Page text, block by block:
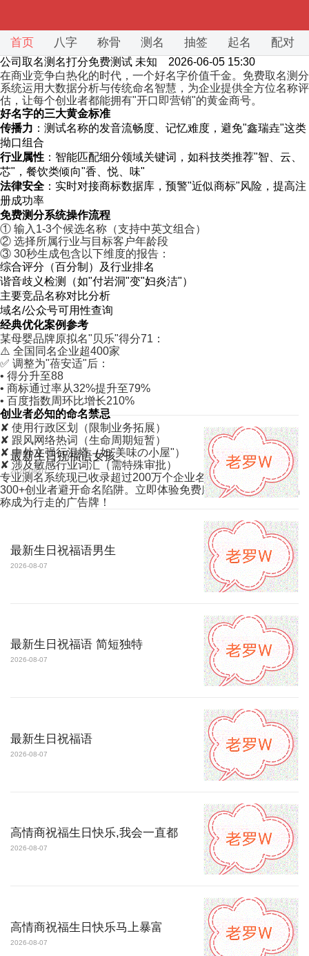
首页 八字 称骨 测名 抽签 起名 配对
公司取名测名打分免费测试 未知 2026-06-05 15:30
在商业竞争白热化的时代，一个好名字价值千金。免费取名测分
系统运用大数据分析与传统命名智慧，为企业提供全方位名称评
估，让每个创业者都能拥有"开口即营销"的黄金商号。
好名字的三大黄金标准
传播力 ：测试名称的发音流畅度、记忆难度，避免"鑫瑞垚"这类
拗口组合
行业属性 ：智能匹配细分领域关键词，如科技类推荐"智、云、
芯"，餐饮类倾向"香、悦、味"
法律安全 ：实时对接商标数据库，预警"近似商标"风险，提高注
册成功率
免费测分系统操作流程
① 输入1-3个候选名称（支持中英文组合）
② 选择所属行业与目标客户年龄段
③ 30秒生成包含以下维度的报告：
综合评分（百分制）及行业排名
谐音歧义检测（如"付岩洞"变"妇炎洁"）
主要竞品名称对比分析
域名/公众号可用性查询
经典优化案例参考
某母婴品牌原拟名"贝乐"得分71：
⚠️ 全国同名企业超400家
✅ 调整为"蓓安适"后：
• 得分升至88
• 商标通过率从32%提升至79%
• 百度指数周环比增长210%
创业者必知的命名禁忌
✘ 使用行政区划（限制业务拓展）
✘ 跟风网络热词（生命周期短暂）
✘ 中外文强行混搭（如"美味の小屋"）
✘ 涉及敏感行业词汇（需特殊审批）
专业测名系统现已收录超过200万个企业名称数据，每天帮助
300+创业者避开命名陷阱。立即体验免费服务，让您的公司名
称成为行走的广告牌！
最新生日祝福语女孩
2026-08-07
最新生日祝福语男生
2026-08-07
最新生日祝福语 简短独特
2026-08-07
最新生日祝福语
2026-08-07
高情商祝福生日快乐,我会一直都
2026-08-07
高情商祝福生日快乐马上暴富
2026-08-07